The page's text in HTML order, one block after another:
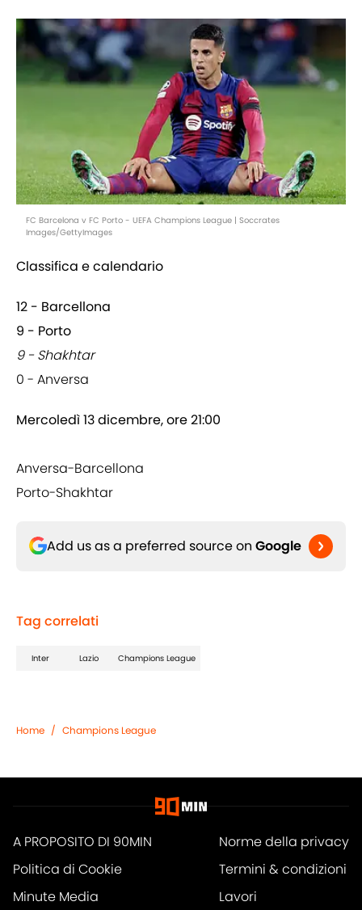
FC Barcelona v FC Porto - UEFA Champions League | Soccrates
Images/GettyImages
Classifica e calendario
12 - Barcellona
9 - Porto
9 - Shakhtar
0 - Anversa
Mercoledì 13 dicembre, ore 21:00
Anversa-Barcellona
Porto-Shakhtar
Add us as a preferred source on Google
Tag correlati
Inter Lazio Champions League
Home / Champions League
A PROPOSITO DI 90MIN
Norme della privacy
Politica di Cookie
Termini & condizioni
Minute Media
Lavori